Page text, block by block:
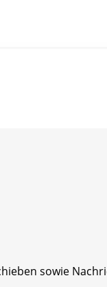
sowie